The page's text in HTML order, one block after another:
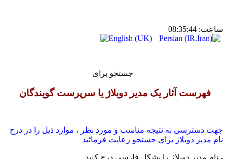
ساعت: 08:35:44
جستجو برای
فهرست آثار يک مدیر دوبلاژ یا سرپرست گویندگان
جهت دسترسی به نتیجه مناسب و مورد نظر ، موارد ذیل را در درج
نام مدیر دوبلاژ برای جستجو رعايت فرمائید